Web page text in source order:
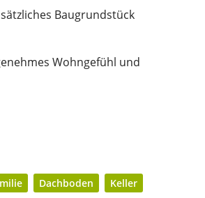
Baugrundstück
Wohngefühl und
Dachboden Keller